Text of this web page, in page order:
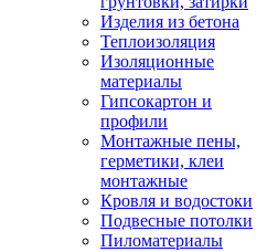
Изделия из бетона
Теплоизоляция
Изоляционные
материалы
Гипсокартон и
профили
Монтажные пены,
герметики, клеи
монтажные
Кровля и водостоки
Подвесные потолки
Пиломатериалы